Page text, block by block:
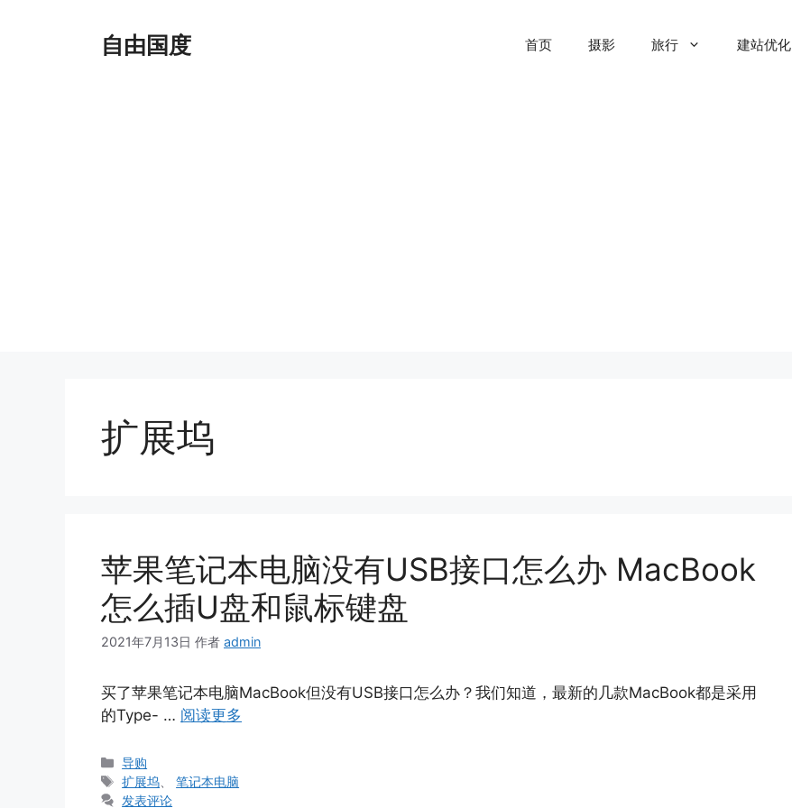
自由国度 首页 摄影 旅行 建站优化
扩展坞
苹果笔记本电脑没有USB接口怎么办 MacBook
怎么插U盘和鼠标键盘
2021年7月13日 作者 admin
买了苹果笔记本电脑MacBook但没有USB接口怎么办？我们知道，最新的几款MacBook都是采用
的Type- … 阅读更多
分
类
导购
标
签
扩展坞 、笔记本电脑
发表评论